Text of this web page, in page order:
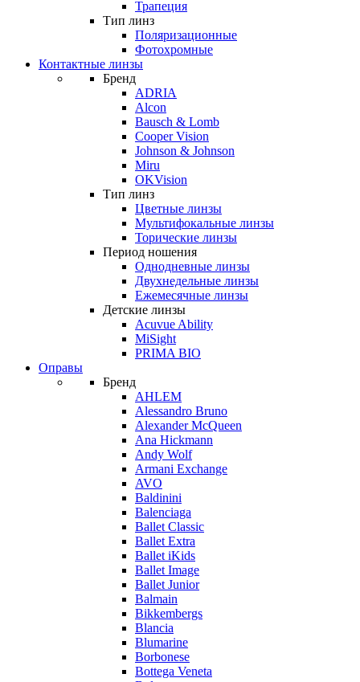
Трапеция
Тип линз
Поляризационные
Фотохромные
Контактные линзы
Бренд
ADRIA
Alcon
Bausch & Lomb
Cooper Vision
Johnson & Johnson
Miru
OKVision
Тип линз
Цветные линзы
Мультифокальные линзы
Торические линзы
Период ношения
Однодневные линзы
Двухнедельные линзы
Ежемесячные линзы
Детские линзы
Acuvue Ability
MiSight
PRIMA BIO
Оправы
Бренд
AHLEM
Alessandro Bruno
Alexander McQueen
Ana Hickmann
Andy Wolf
Armani Exchange
AVO
Baldinini
Balenciaga
Ballet Classic
Ballet Extra
Ballet iKids
Ballet Image
Ballet Junior
Balmain
Bikkembergs
Blancia
Blumarine
Borbonese
Bottega Veneta